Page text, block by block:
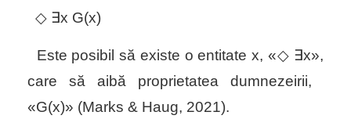
◇ ∃x G(x)
Este posibil să existe o entitate x, «◇ ∃x»,
care să aibă proprietatea dumnezeirii,
«G(x)» (Marks & Haug, 2021).